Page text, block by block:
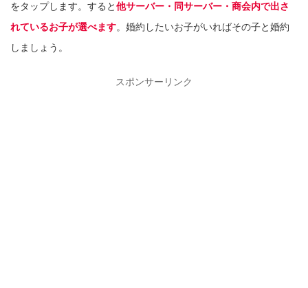
をタップします。すると他サーバー・同サーバー・商会内で出さ
れているお子が選べます。婚約したいお子がいればその子と婚約
しましょう。
スポンサーリンク